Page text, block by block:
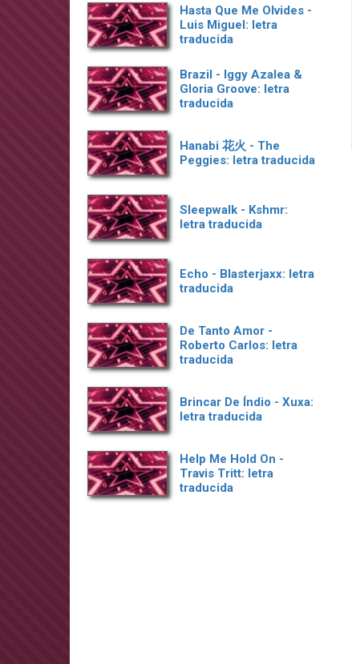
Hasta Que Me Olvides -
Luis Miguel: letra
traducida
Brazil - Iggy Azalea &
Gloria Groove: letra
traducida
Hanabi 花火 - The
Peggies: letra traducida
Sleepwalk - Kshmr:
letra traducida
Echo - Blasterjaxx: letra
traducida
De Tanto Amor -
Roberto Carlos: letra
traducida
Brincar De Índio - Xuxa:
letra traducida
Help Me Hold On -
Travis Tritt: letra
traducida